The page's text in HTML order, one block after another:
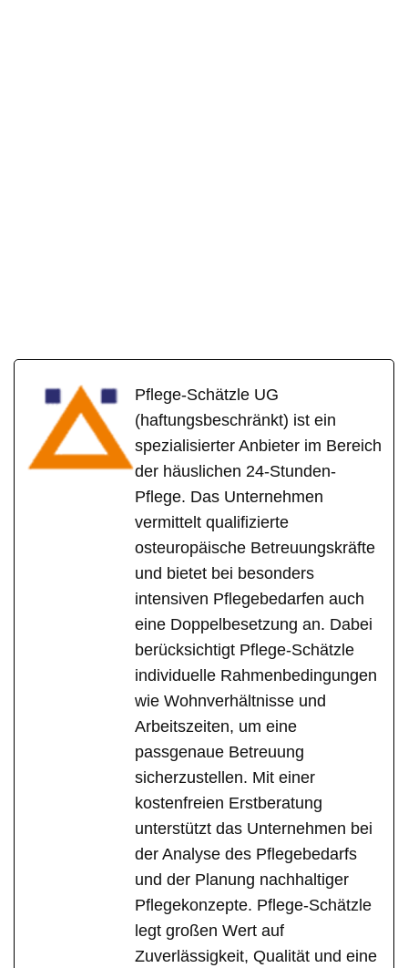
Pflege-Schätzle UG
(haftungsbeschränkt) ist ein
spezialisierter Anbieter im Bereich
der häuslichen 24-Stunden-
Pflege. Das Unternehmen
vermittelt qualifizierte
osteuropäische Betreuungskräfte
und bietet bei besonders
intensiven Pflegebedarfen auch
eine Doppelbesetzung an. Dabei
berücksichtigt Pflege-Schätzle
individuelle Rahmenbedingungen
wie Wohnverhältnisse und
Arbeitszeiten, um eine
passgenaue Betreuung
sicherzustellen. Mit einer
kostenfreien Erstberatung
unterstützt das Unternehmen bei
der Analyse des Pflegebedarfs
und der Planung nachhaltiger
Pflegekonzepte. Pflege-Schätzle
legt großen Wert auf
Zuverlässigkeit, Qualität und eine